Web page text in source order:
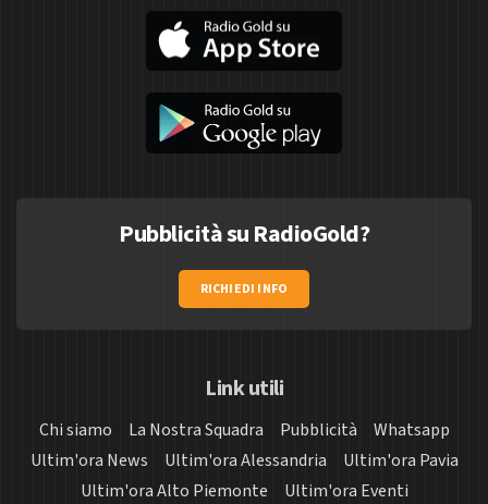
Pubblicità su RadioGold?
RICHIEDI INFO
Link utili
Chi siamo La Nostra Squadra Pubblicità
Whatsapp
Ultim'ora News
Ultim'ora Alessandria
Ultim'ora Pavia
Ultim'ora Alto Piemonte
Ultim'ora Eventi